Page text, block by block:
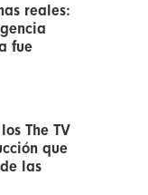
reales:
fue
The TV
que
las